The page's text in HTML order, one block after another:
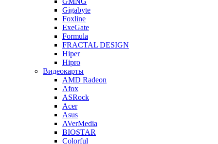
Gigabyte
Foxline
ExeGate
Formula
FRACTAL DESIGN
Hiper
Hipro
Видеокарты
AMD Radeon
Afox
ASRock
Acer
Asus
AVerMedia
BIOSTAR
Colorful